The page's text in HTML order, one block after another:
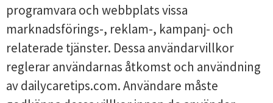
programvara och webbplats vissa
marknadsförings-, reklam-, kampanj- och
relaterade tjänster. Dessa användarvillkor
reglerar användarnas åtkomst och användning
av dailycaretips.com. Användare måste